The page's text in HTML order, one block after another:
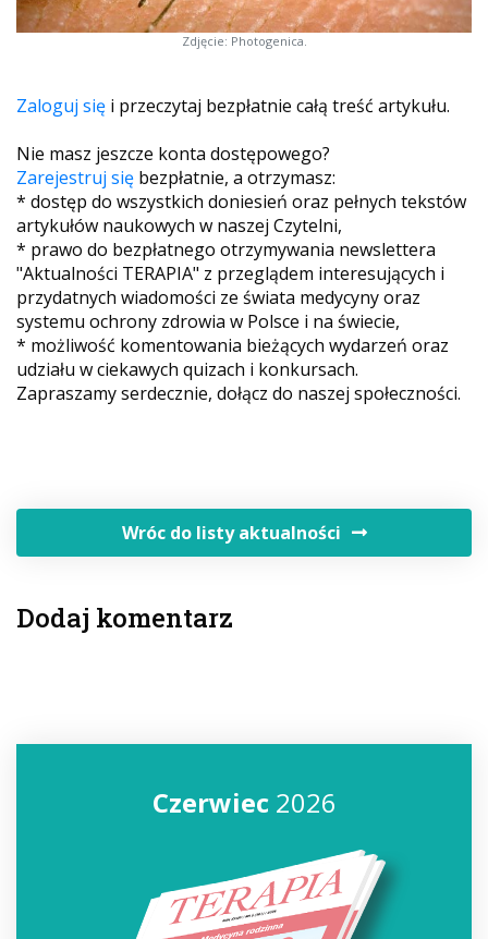
Zdjęcie: Photogenica.
Zaloguj się i przeczytaj bezpłatnie całą treść artykułu.
Nie masz jeszcze konta dostępowego?
Zarejestruj się bezpłatnie, a otrzymasz:
* dostęp do wszystkich doniesień oraz pełnych tekstów
artykułów naukowych w naszej Czytelni,
* prawo do bezpłatnego otrzymywania newslettera
"Aktualności TERAPIA" z przeglądem interesujących i
przydatnych wiadomości ze świata medycyny oraz
systemu ochrony zdrowia w Polsce i na świecie,
* możliwość komentowania bieżących wydarzeń oraz
udziału w ciekawych quizach i konkursach.
Zapraszamy serdecznie, dołącz do naszej społeczności.
Wróc do listy aktualności
Dodaj komentarz
Czerwiec2026